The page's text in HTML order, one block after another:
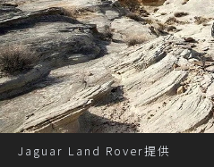
Jaguar Land Rover提供